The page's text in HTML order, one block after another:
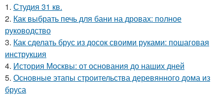
1. Студия 31 кв.
2. Как выбрать печь для бани на дровах: полное
руководство
3. Как сделать брус из досок своими руками: пошаговая
инструкция
4. История Москвы: от основания до наших дней
5. Основные этапы строительства деревянного дома из
бруса